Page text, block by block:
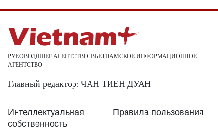
РУКОВОДЯЩЕЕ АГЕНТСТВО: ВЬЕТНАМСКОЕ ИНФОРМАЦИОННОЕ
АГЕНТСТВО
Главный редактор: ЧАН ТИЕН ДУАН
Интеллектуальная
собственность
Правила пользования